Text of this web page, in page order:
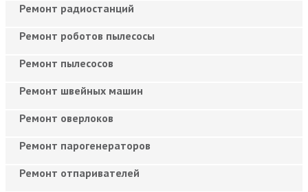
Ремонт радиостанций
Ремонт роботов пылесосы
Ремонт пылесосов
Ремонт швейных машин
Ремонт оверлоков
Ремонт парогенераторов
Ремонт отпаривателей